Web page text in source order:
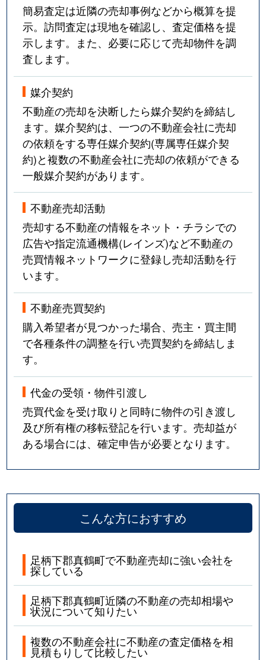
簡易査定は近隣の売却事例などから概算を提
示。訪問査定は現地を確認し、査定価格を提
示します。また、必要に応じて売却物件を調
査します。
媒介契約
不動産の売却を決断したら媒介契約を締結し
ます。媒介契約は、一つの不動産会社に売却
の依頼をする専任媒介契約(専属専任媒介契
約)と複数の不動産会社に売却の依頼ができる
一般媒介契約があります。
不動産売却活動
売却する不動産の情報をネット・チラシでの
広告や指定流通機構(レインズ)など不動産の
売買情報ネットワークに登録し売却活動を行
います。
不動産売買契約
購入希望者が見つかった場合、売主・買主間
で各種条件の調整を行い売買契約を締結しま
す。
代金の受領・物件引渡し
売買代金を受け取りと同時に物件の引き渡し
及び所有権の移転登記を行います。売却益が
ある場合には、確定申告が必要となります。
こんな方におすすめ
足柄下郡真鶴町で不動産売却に強い会社を
探している
足柄下郡真鶴町近隣の不動産の売却相場や
状況について知りたい
複数の不動産会社に不動産の査定価格を相
見積もりして比較したい